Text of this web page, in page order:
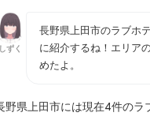
しずく
長野県上田市のラブホ
に紹介するね！エリア
めたよ。
野県上田市には現在4件のラ